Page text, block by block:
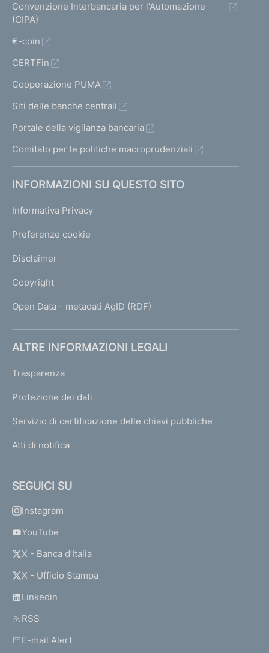
Convenzione Interbancaria per l'Automazione
(CIPA)
€-coin
CERTFin
Cooperazione PUMA
Siti delle banche centrali
Portale della vigilanza bancaria
Comitato per le politiche macroprudenziali
INFORMAZIONI SU QUESTO SITO
Informativa Privacy
Preferenze cookie
Disclaimer
Copyright
Open Data - metadati AgID (RDF)
ALTRE INFORMAZIONI LEGALI
Trasparenza
Protezione dei dati
Servizio di certificazione delle chiavi pubbliche
Atti di notifica
SEGUICI SU
Instagram
YouTube
X - Banca d’Italia
X - Ufficio Stampa
Linkedin
RSS
E-mail Alert